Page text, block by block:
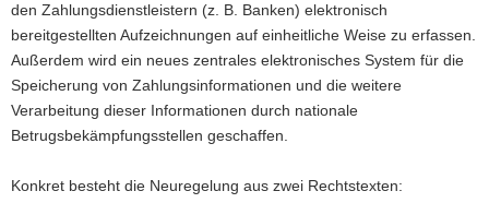
den Zahlungsdienstleistern (z. B. Banken) elektronisch
bereitgestellten Aufzeichnungen auf einheitliche Weise zu erfassen.
Außerdem wird ein neues zentrales elektronisches System für die
Speicherung von Zahlungsinformationen und die weitere
Verarbeitung dieser Informationen durch nationale
Betrugsbekämpfungsstellen geschaffen.
Konkret besteht die Neuregelung aus zwei Rechtstexten: